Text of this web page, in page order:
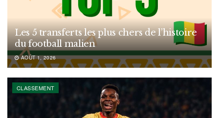
Les 5 transferts les plus chers de l’histoire
du football malien
AOÛT 1, 2026
CLASSEMENT